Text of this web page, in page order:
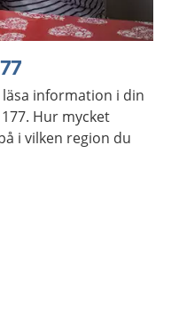
information i din
Hur mycket
i vilken region du